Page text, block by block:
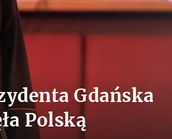
Gdańska
Polską